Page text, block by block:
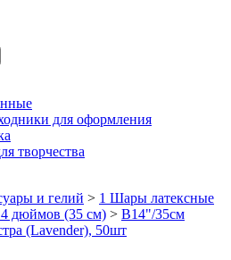
для оформления
творчества
и гелий > 1 Шары латексные
дюймов (35 см) > B14"/35см
(Lavender), 50шт